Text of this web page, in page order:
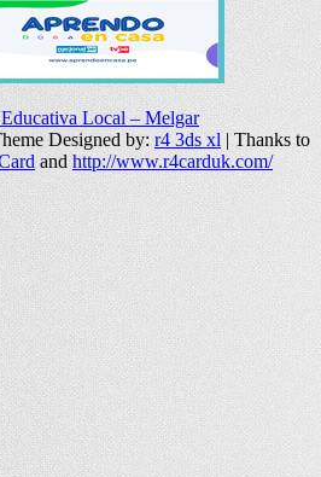
Local – Melgar
Designed by:r4 3ds xl | Thanks to
andhttp://www.r4carduk.com/